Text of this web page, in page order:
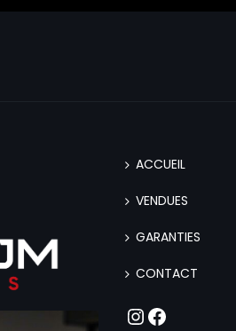
ACCUEIL
VENDUES
GARANTIES
CONTACT
Instagram
Facebook